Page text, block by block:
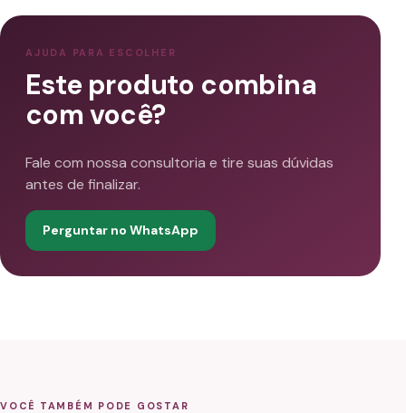
AJUDA PARA ESCOLHER
Este produto combina
com você?
Fale com nossa consultoria e tire suas dúvidas
antes de finalizar.
Perguntar no WhatsApp
VOCÊ TAMBÉM PODE GOSTAR